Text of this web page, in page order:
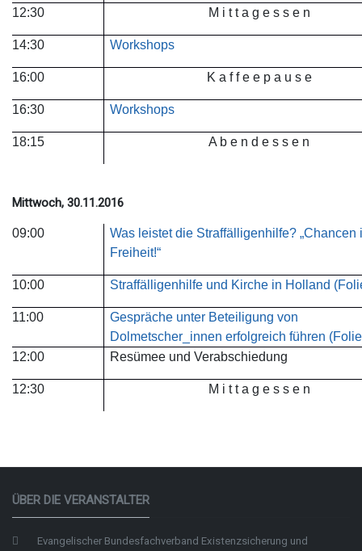
12:30 M i t t a g e s s e n
14:30 Workshops
16:00 K a f f e e p a u s e
16:30 Workshops
18:15 A b e n d e s s e n
Mittwoch, 30.11.2016
09:00
Was leistet die Straffälligenhilfe? „Chancen
Freiheit!“
10:00 Straffälligenhilfe und Kirche in Holland
11:00
Gespräche unter Beteiligung von
Dolmetscher_innen erfolgreich führen
12:00
Resümee und Verabschiedung
12:30 M i t t a g e s s e n
ÜBER DIE VERANSTALTER
Evangelischer Bundesfachverband Existenzsicherung und